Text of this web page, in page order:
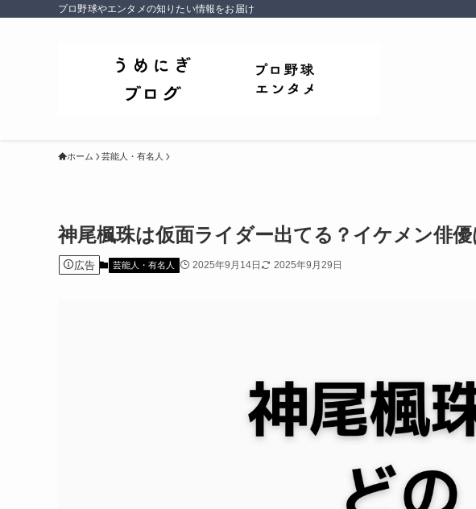
プロ野球やエンタメの知りたい情報をお届け
ホーム 芸能人・有名人
神尾楓珠は仮面ライダー出てる？イケメン俳
広告 芸能人・有名人 2025年9月14日 2025年9月29日